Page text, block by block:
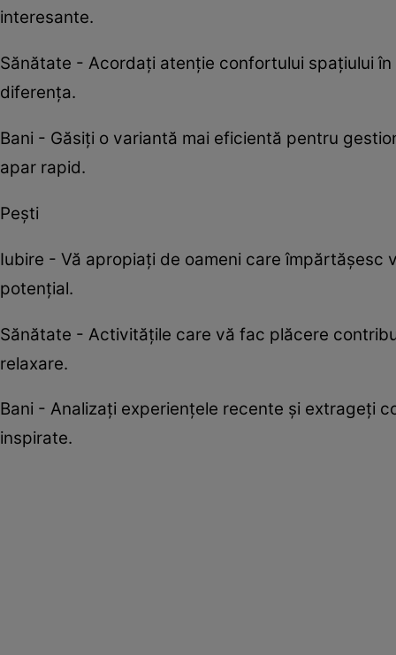
interesante.
Sănătate - Acordați atenție confortului spațiului
diferența.
Bani - Găsiți o variantă mai eficientă pentru
apar rapid.
Pești
Iubire - Vă apropiați de oameni care împărtășesc
potențial.
Sănătate - Activitățile care vă fac plăcere
relaxare.
Bani - Analizați experiențele recente și extrageți
inspirate.